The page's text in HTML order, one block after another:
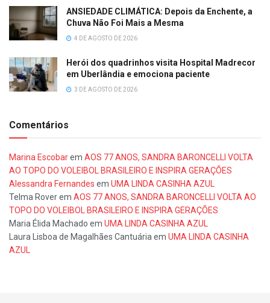
ANSIEDADE CLIMÁTICA: Depois da Enchente, a
Chuva Não Foi Mais a Mesma
4 DE AGOSTO DE 2026
Herói dos quadrinhos visita Hospital Madrecor
em Uberlândia e emociona paciente
3 DE AGOSTO DE 2026
Comentários
Marina Escobarem AOS 77 ANOS, SANDRA BARONCELLI VOLTA
AO TOPO DO VOLEIBOL BRASILEIRO E INSPIRA GERAÇÕES
Alessandra Fernandes em UMA LINDA CASINHA AZUL
Telma Roverem AOS 77 ANOS, SANDRA BARONCELLI VOLTA AO
TOPO DO VOLEIBOL BRASILEIRO E INSPIRA GERAÇÕES
Maria Élida Machado em UMA LINDA CASINHA AZUL
Laura Lisboa de Magalhães Cantuária em UMA LINDA CASINHA
AZUL